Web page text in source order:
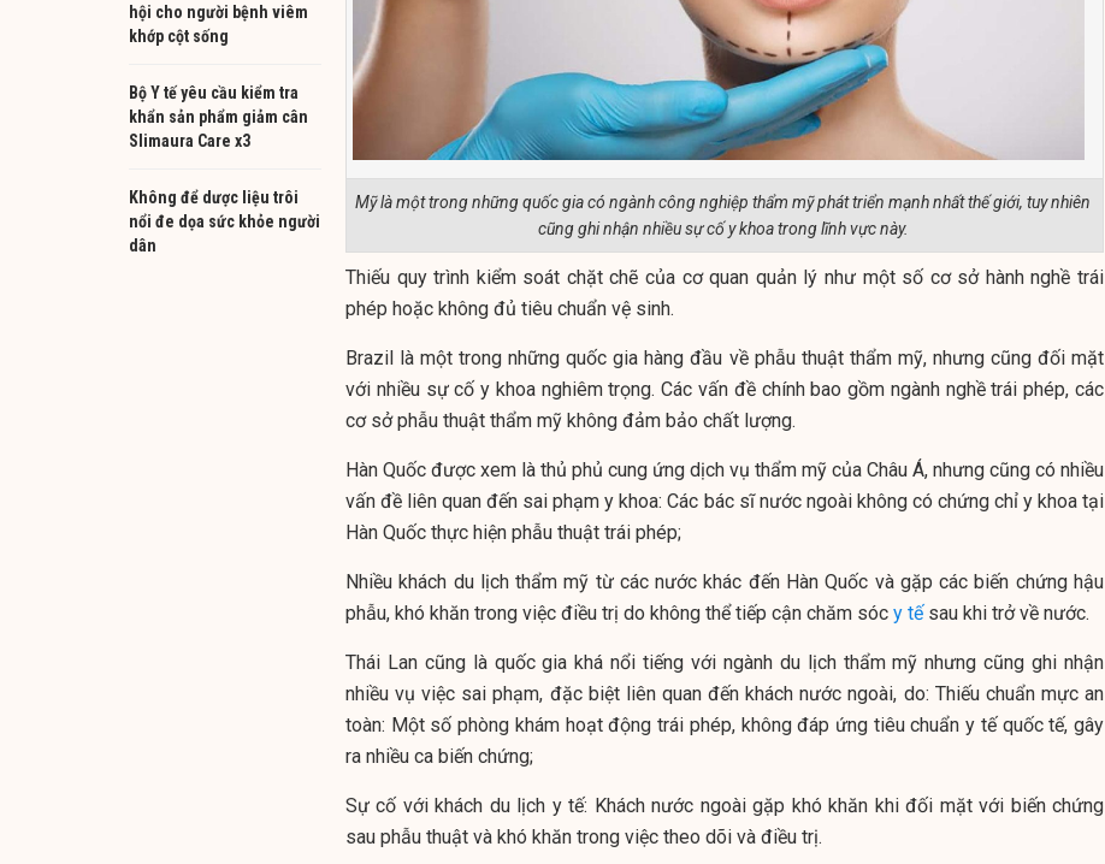
hội cho người bệnh viêm
khớp cột sống
Bộ Y tế yêu cầu kiểm tra
khẩn sản phẩm giảm cân
Slimaura Care x3
Không để dược liệu trôi
nổi đe dọa sức khỏe người
dân
Mỹ là một trong những quốc gia có ngành công nghiệp thẩm mỹ phát triển mạnh nhất thế giới, tuy nhiên
cũng ghi nhận nhiều sự cố y khoa trong lĩnh vực này.
Thiếu quy trình kiểm soát chặt chẽ của cơ quan quản lý như một số cơ sở hành nghề trái
phép hoặc không đủ tiêu chuẩn vệ sinh.
Brazil là một trong những quốc gia hàng đầu về phẫu thuật thẩm mỹ, nhưng cũng đối mặt
với nhiều sự cố y khoa nghiêm trọng. Các vấn đề chính bao gồm ngành nghề trái phép, các
cơ sở phẫu thuật thẩm mỹ không đảm bảo chất lượng.
Hàn Quốc được xem là thủ phủ cung ứng dịch vụ thẩm mỹ của Châu Á, nhưng cũng có nhiều
vấn đề liên quan đến sai phạm y khoa: Các bác sĩ nước ngoài không có chứng chỉ y khoa tại
Hàn Quốc thực hiện phẫu thuật trái phép;
Nhiều khách du lịch thẩm mỹ từ các nước khác đến Hàn Quốc và gặp các biến chứng hậu
phẫu, khó khăn trong việc điều trị do không thể tiếp cận chăm sóc y tếsau khi trở về nước.
Thái Lan cũng là quốc gia khá nổi tiếng với ngành du lịch thẩm mỹ nhưng cũng ghi nhận
nhiều vụ việc sai phạm, đặc biệt liên quan đến khách nước ngoài, do: Thiếu chuẩn mực an
toàn: Một số phòng khám hoạt động trái phép, không đáp ứng tiêu chuẩn y tế quốc tế, gây
ra nhiều ca biến chứng;
Sự cố với khách du lịch y tế: Khách nước ngoài gặp khó khăn khi đối mặt với biến chứng
sau phẫu thuật và khó khăn trong việc theo dõi và điều trị.